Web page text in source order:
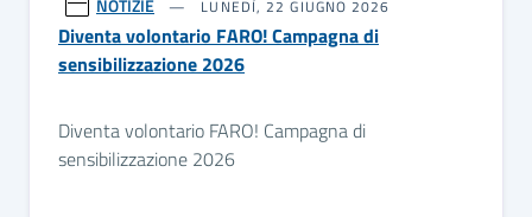
NOTIZIE LUNEDÌ, 22 GIUGNO 2026
Diventa volontario FARO! Campagna di
sensibilizzazione 2026
Diventa volontario FARO! Campagna di
sensibilizzazione 2026